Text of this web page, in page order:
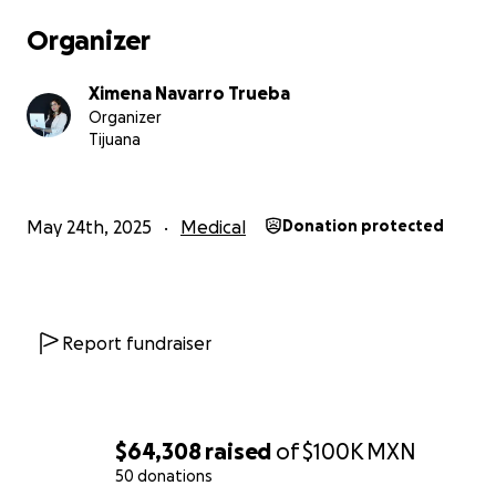
$64,308 raised of$100K MXN
50 donations
Organizer
Ximena Navarro Trueba
Organizer
Tijuana
May 24th, 2025 Medical Donation protected
Report fundraiser